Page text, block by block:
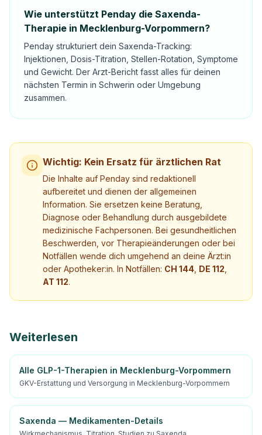
Wie unterstützt Penday die Saxenda-
Therapie in Mecklenburg-Vorpommern?
Penday strukturiert dein Saxenda-Tracking:
Injektionen, Dosis-Titration, Stellen-Rotation, Symptome
und Gewicht. Der Arzt-Bericht fasst alles für deinen
nächsten Termin in Schwerin oder Umgebung
zusammen.
Wichtig: Kein Ersatz für ärztlichen Rat
Die Inhalte auf Penday sind redaktionell
aufbereitet und dienen der allgemeinen
Information. Sie ersetzen keine Beratung,
Diagnose oder Behandlung durch ausgebildete
medizinische Fachpersonen. Bei gesundheitlichen
Beschwerden, vor Therapieänderungen oder bei
Notfällen wende dich umgehend an deine Ärzt:in
oder Apotheker:in. In Notfällen: CH 144 DE 112
AT 112.
Weiterlesen
Alle GLP-1-Therapien in Mecklenburg-Vorpommern
GKV-Erstattung und Versorgung in Mecklenburg-Vorpommern
Saxenda — Medikamenten-Details